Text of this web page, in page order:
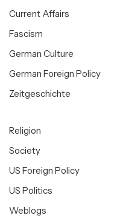
Current Affairs
Fascism
German Culture
German Foreign Policy
Zeitgeschichte
Religion
Society
US Foreign Policy
US Politics
Weblogs